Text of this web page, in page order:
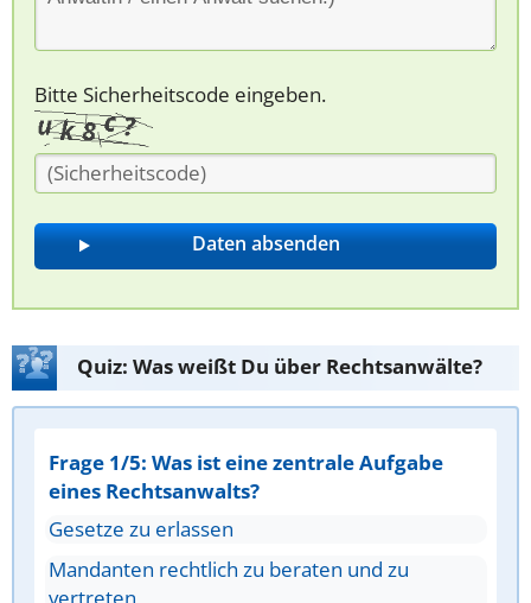
Bitte Sicherheitscode eingeben.
Quiz: Was weißt Du über Rechtsanwälte?
Frage 1/5: Was ist eine zentrale Aufgabe
eines Rechtsanwalts?
Gesetze zu erlassen
Mandanten rechtlich zu beraten und zu